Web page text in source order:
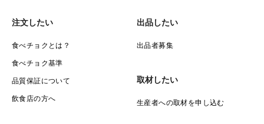
注文したい
食べチョクとは？
食べチョク基準
品質保証について
飲食店の方へ
出品したい
出品者募集
取材したい
生産者への取材を申し込む